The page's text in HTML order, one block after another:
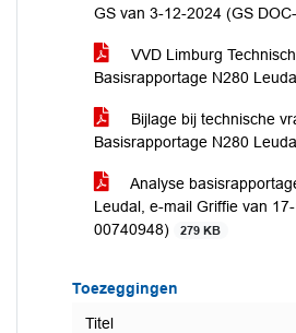
GS van 3-12-2024 (GS
VVD Limburg
Basisrapportage N280
Bijlage bij technische
Basisrapportage N280
Analyse
Leudal, e-mail Griffie van
00740948)
279 KB
Toezeggingen
Titel